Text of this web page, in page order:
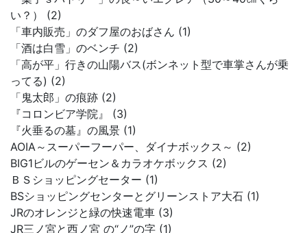
い？） (2)
「車内販売」のダフ屋のおばさん (1)
「酒は白雪」のベンチ (2)
「高が平」行きの山陽バス(ボンネット型で車掌さんが乗
ってる) (2)
「鬼太郎」の痕跡 (2)
『コロンビア学院』 (3)
『火垂るの墓』の風景 (1)
AOIA～スーパーフーパー、ダイナボックス～ (2)
BIG1ビルのゲーセン＆カラオケボックス (2)
ＢＳショッピングセーター (1)
BSショッピングセンターとグリーンストア大石 (1)
JRのオレンジと緑の快速電車 (3)
JR三ノ宮と西ノ宮 の“ノ”の字 (1)